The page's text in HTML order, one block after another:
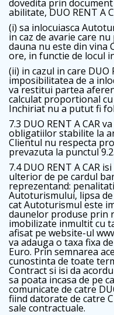
dovedita prin
abilitate, DUO RENT A
(i) sa inlocuiasca
in caz de avarie care
dauna nu este din vina
ore, in functie de locul
(ii) in cazul in care DUO
imposibilitatea de a
va restitui partea
calculat proportional
Inchiriat nu a putut fi
7.3 DUO RENT A CAR
obligatiilor stabilite la
Clientul nu respecta
prevazuta la punctul
7.4 DUO RENT A CAR
ulterior de pe cardul
reprezentand:
Autoturismului, lipsa
cat Autoturismul este
daunelor produse prin
imobilizate inmultit cu
afisat pe website-ul
va adauga o taxa fixa
Euro. Prin semnarea
cunostinta de toate
Contract si isi da
sa poata incasa de pe
comunicate de catre
fiind datorate de catre
sale contractuale.